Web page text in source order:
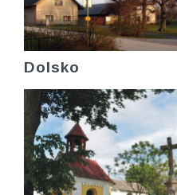
Dolsko